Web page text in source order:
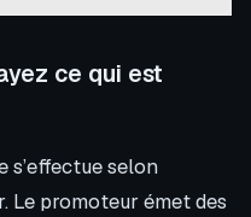
ce qui est
s’effectue selon
Le promoteur émet des